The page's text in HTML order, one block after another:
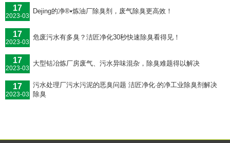
17
2023-03
Dejing的净®•炼油厂除臭剂，废气除臭更高效！
17
2023-03
危废污水有多臭？洁匠净化30秒快速除臭看得见！
17
2023-03
大型钴冶炼厂房废气、污水异味混杂，除臭难题得以解决
17
2023-03
污水处理厂污水污泥的恶臭问题 洁匠净化·的净工业除臭剂解决
除臭